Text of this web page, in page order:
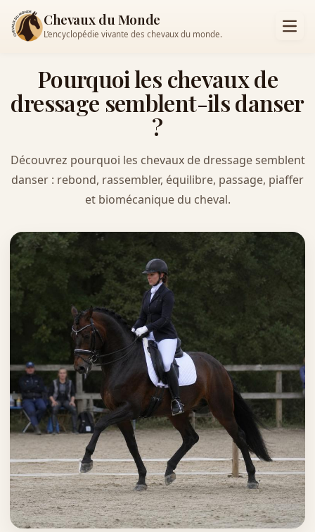
Chevaux du Monde
L’encyclopédie vivante des chevaux du monde.
Pourquoi les chevaux de
dressage semblent-ils danser
?
Découvrez pourquoi les chevaux de dressage semblent
danser : rebond, rassembler, équilibre, passage, piaffer
et biomécanique du cheval.